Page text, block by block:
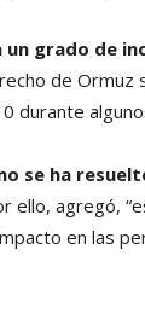
un grado de
de Ormuz
durante
se ha
ello, agregó,
en las